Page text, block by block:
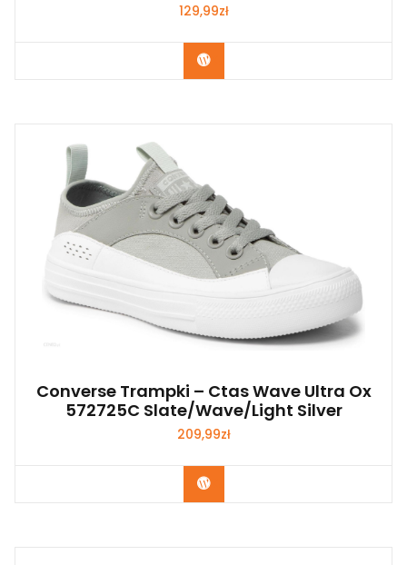
129,99zł
Kup Teraz
Converse Trampki – Ctas Wave Ultra Ox
572725C Slate/Wave/Light Silver
209,99zł
Kup Teraz